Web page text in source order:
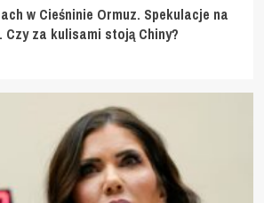
w Cieśninie Ormuz. Spekulacje na
Czy za kulisami stoją Chiny?